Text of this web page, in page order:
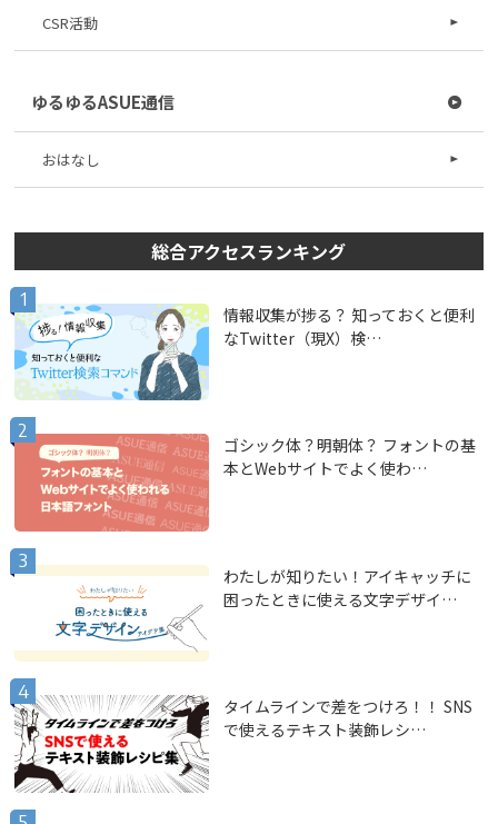
CSR活動
ゆるゆるASUE通信
おはなし
総合アクセスランキング
情報収集が捗る？ 知っておくと便利
なTwitter（現X）検…
ゴシック体？明朝体？ フォントの基
本とWebサイトでよく使わ…
わたしが知りたい！アイキャッチに
困ったときに使える文字デザイ…
タイムラインで差をつけろ！！ SNS
で使えるテキスト装飾レシ…